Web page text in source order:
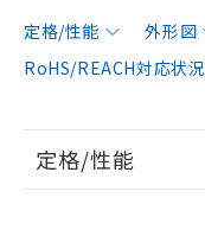
定格/性能 外形図
RoHS/REACH対応状況
定格/性能